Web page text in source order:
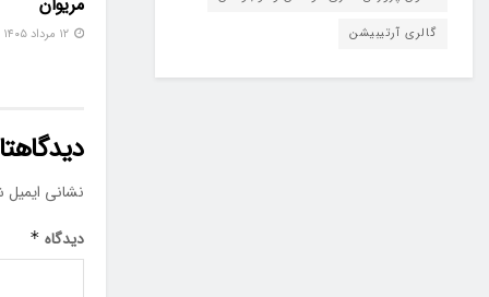
نشانی
دیدگاه *
گالری آرتیبیشن